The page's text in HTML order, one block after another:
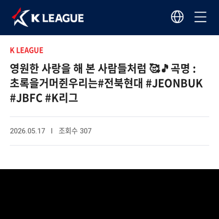
K LEAGUE
영원한 사랑을 해 본 사람들처럼 🥰🎵곡명 :
초록을거머쥔우리는#전북현대 #JEONBUK
#JBFC #K리그
2026.05.17 I 조회수 307